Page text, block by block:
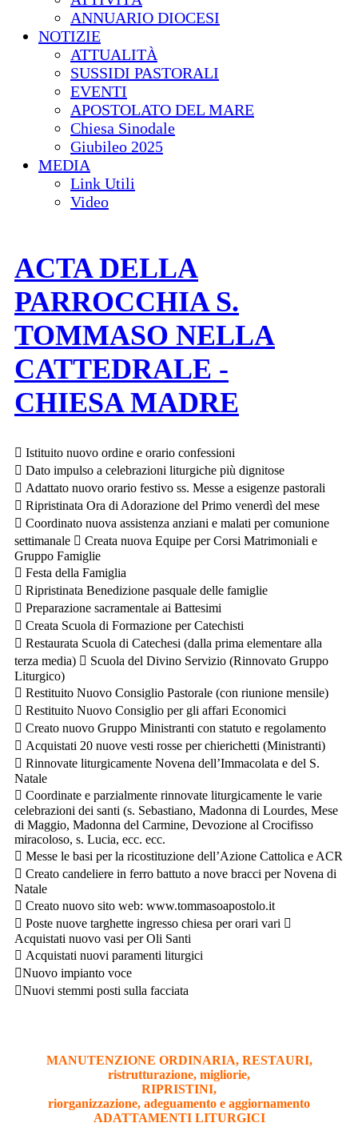
ANNUARIO DIOCESI
NOTIZIE
ATTUALITÀ
SUSSIDI PASTORALI
EVENTI
APOSTOLATO DEL MARE
Chiesa Sinodale
Giubileo 2025
MEDIA
Link Utili
Video
ACTA DELLA
PARROCCHIA S.
TOMMASO NELLA
CATTEDRALE -
CHIESA MADRE
 Istituito nuovo ordine e orario confessioni
 Dato impulso a celebrazioni liturgiche più dignitose
 Adattato nuovo orario festivo ss. Messe a esigenze pastorali
 Ripristinata Ora di Adorazione del Primo venerdì del mese
 Coordinato nuova assistenza anziani e malati per comunione
settimanale  Creata nuova Equipe per Corsi Matrimoniali e
Gruppo Famiglie
 Festa della Famiglia
 Ripristinata Benedizione pasquale delle famiglie
 Preparazione sacramentale ai Battesimi
 Creata Scuola di Formazione per Catechisti
 Restaurata Scuola di Catechesi (dalla prima elementare alla
terza media)  Scuola del Divino Servizio (Rinnovato Gruppo
Liturgico)
 Restituito Nuovo Consiglio Pastorale (con riunione mensile)
 Restituito Nuovo Consiglio per gli affari Economici
 Creato nuovo Gruppo Ministranti con statuto e regolamento
 Acquistati 20 nuove vesti rosse per chierichetti (Ministranti)
 Rinnovate liturgicamente Novena dell’Immacolata e del S.
Natale
 Coordinate e parzialmente rinnovate liturgicamente le varie
celebrazioni dei santi (s. Sebastiano, Madonna di Lourdes, Mese
di Maggio, Madonna del Carmine, Devozione al Crocifisso
miracoloso, s. Lucia, ecc. ecc.
 Messe le basi per la ricostituzione dell’Azione Cattolica e ACR
 Creato candeliere in ferro battuto a nove bracci per Novena di
Natale
 Creato nuovo sito web: www.tommasoapostolo.it
 Poste nuove targhette ingresso chiesa per orari vari 
Acquistati nuovo vasi per Oli Santi
 Acquistati nuovi paramenti liturgici
Nuovo impianto voce
Nuovi stemmi posti sulla facciata
MANUTENZIONE ORDINARIA, RESTAURI,
ristrutturazione, migliorie,
RIPRISTINI,
riorganizzazione, adeguamento e aggiornamento
ADATTAMENTI LITURGICI